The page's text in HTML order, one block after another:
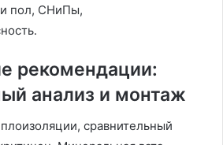
пол, СНиПы,
рекомендации:
анализ и монтаж
сравнительный